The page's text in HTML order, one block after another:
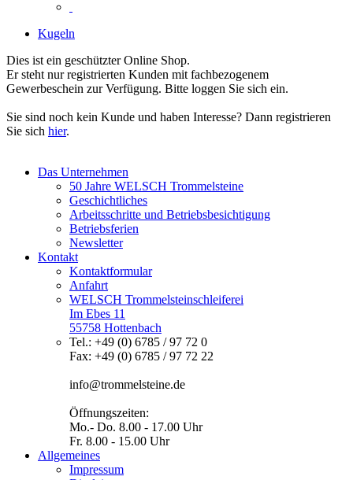
Kugeln
Dies ist ein geschützter Online Shop.
Er steht nur registrierten Kunden mit fachbezogenem
Gewerbeschein zur Verfügung. Bitte loggen Sie sich ein.
Sie sind noch kein Kunde und haben Interesse? Dann registrieren
Sie sich hier.
Das Unternehmen
50 Jahre WELSCH Trommelsteine
Geschichtliches
Arbeitsschritte und Betriebsbesichtigung
Betriebsferien
Newsletter
Kontakt
Kontaktformular
Anfahrt
WELSCH Trommelsteinschleiferei
Im Ebes 11
55758 Hottenbach
Tel.: +49 (0) 6785 / 97 72 0
Fax: +49 (0) 6785 / 97 72 22
info@trommelsteine.de
Öffnungszeiten:
Mo.- Do. 8.00 - 17.00 Uhr
Fr. 8.00 - 15.00 Uhr
Allgemeines
Impressum